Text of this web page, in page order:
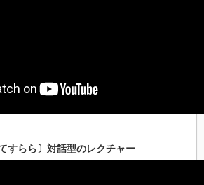
すらら〕対話型のレクチャー